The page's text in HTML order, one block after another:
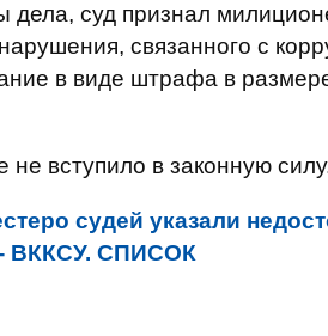
дела, суд признал
связанного с
в виде штрафа в
вступило в законную
судей указали
- ВККСУ. СПИСОК